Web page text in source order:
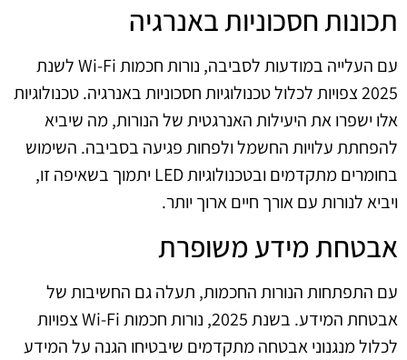
תכונות חסכוניות באנרגיה
עם העלייה במודעות לסביבה, נורות חכמות Wi-Fi לשנת
2025 צפויות לכלול טכנולוגיות חסכוניות באנרגיה. טכנולוגיות
אלו ישפרו את היעילות האנרגטית של הנורות, מה שיביא
להפחתת עלויות החשמל ולפחות פגיעה בסביבה. השימוש
בחומרים מתקדמים ובטכנולוגיות LED יתמוך בשאיפה זו,
ויביא לנורות עם אורך חיים ארוך יותר.
אבטחת מידע משופרת
עם התפתחות הנורות החכמות, תעלה גם החשיבות של
אבטחת המידע. בשנת 2025, נורות חכמות Wi-Fi צפויות
לכלול מנגנוני אבטחה מתקדמים שיבטיחו הגנה על המידע